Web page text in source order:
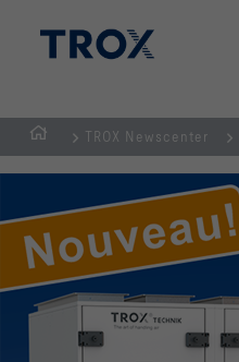
Page
TROX Newscenter